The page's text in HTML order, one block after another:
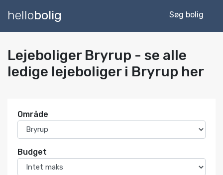
hellobolig Søg bolig
Lejeboliger Bryrup - se alle
ledige lejeboliger i Bryrup her
Område
Budget